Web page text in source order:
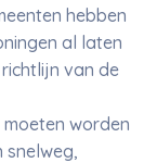
hebben
al laten
van de
worden
snelweg,